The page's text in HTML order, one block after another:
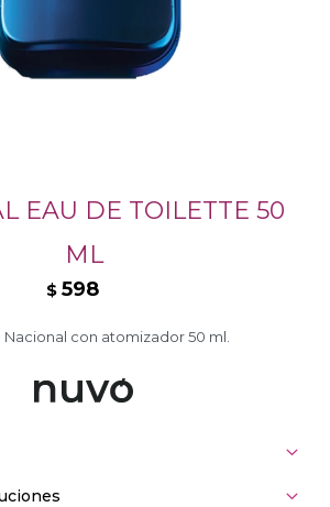
EAU DE TOILETTE 50
ML
$ 598
con atomizador 50 ml.